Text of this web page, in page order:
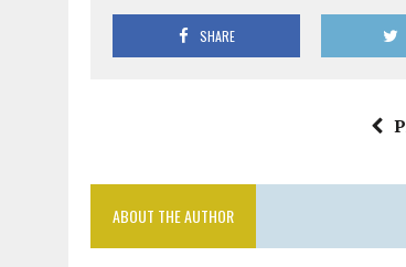
SHARE
ABOUT THE AUTHOR